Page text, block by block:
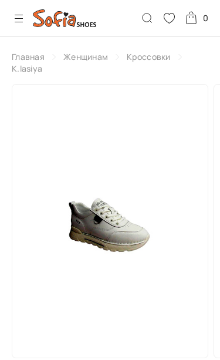
0
Главная Женщинам
Кроссовки
K.lasiya